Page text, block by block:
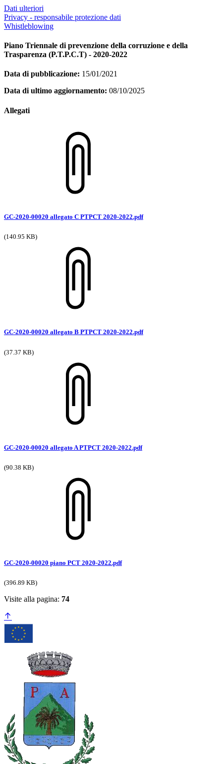
Dati ulteriori
Privacy - responsabile protezione dati
Whistleblowing
Piano Triennale di prevenzione della corruzione e della
Trasparenza (P.T.P.C.T) - 2020-2022
Data di pubblicazione: 15/01/2021
Data di ultimo aggiornamento: 08/10/2025
Allegati
GC-2020-00020 allegato C PTPCT 2020-2022.pdf
(140.95 KB)
GC-2020-00020 allegato B PTPCT 2020-2022.pdf
(37.37 KB)
GC-2020-00020 allegato A PTPCT 2020-2022.pdf
(90.38 KB)
GC-2020-00020 piano PCT 2020-2022.pdf
(396.89 KB)
Visite alla pagina: 74